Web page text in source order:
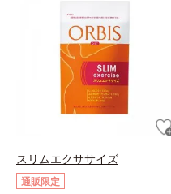
スリムエクササイズ
通販限定